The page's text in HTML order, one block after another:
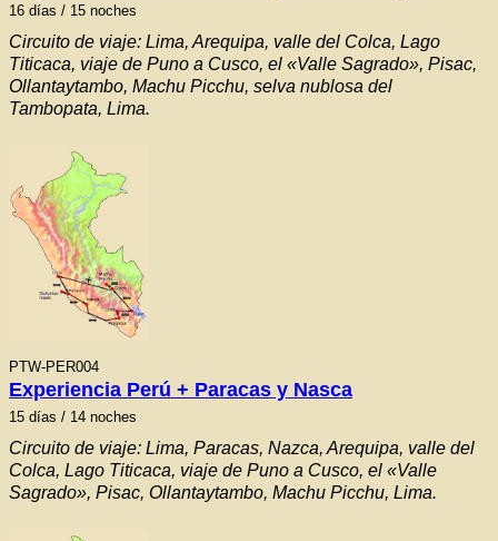
16 días / 15 noches
Circuito de viaje: Lima, Arequipa, valle del Colca, Lago
Titicaca, viaje de Puno a Cusco, el «Valle Sagrado», Pisac,
Ollantaytambo, Machu Picchu, selva nublosa del
Tambopata, Lima.
PTW-PER004
Experiencia Perú + Paracas y Nasca
15 días / 14 noches
Circuito de viaje: Lima, Paracas, Nazca, Arequipa, valle del
Colca, Lago Titicaca, viaje de Puno a Cusco, el «Valle
Sagrado», Pisac, Ollantaytambo, Machu Picchu, Lima.